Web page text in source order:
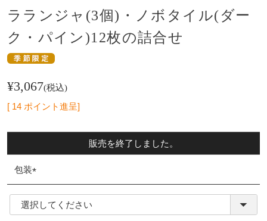
ラランジャ(3個)・ノボタイル(ダー
ク・パイン)12枚の詰合せ
¥3,067 税込
[ 14 ポイント進呈]
販売を終了しました。
包装
(必
須)